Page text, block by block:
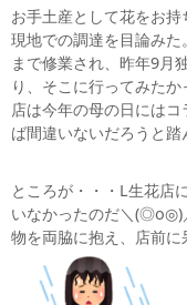
お手土産として花をお持
現地での調達を目論み
まで修業され、昨年9月
り、そこに行ってみた
店は今年の母の日には
ば間違いないだろうと踏
ところが・・・L生花店
いなかったのだ＼(◎o◎)
物を両脇に抱え、店前に